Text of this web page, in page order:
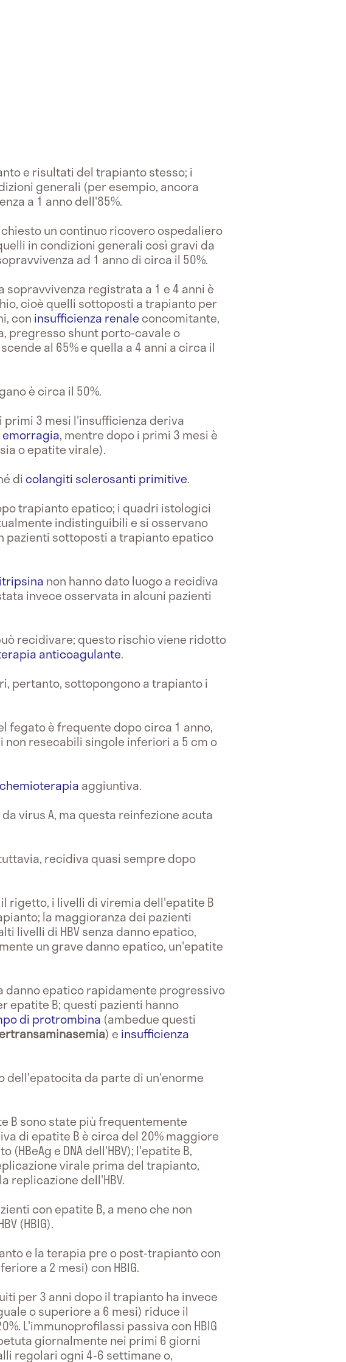
e risultati del trapianto stesso; i
generali (per esempio, ancora
a 1 anno dell'85%.
un continuo ricovero ospedaliero
in condizioni generali così gravi da
ad 1 anno di circa il 50%.
registrata a 1 e 4 anni è
cioè quelli sottoposti a trapianto per
con insufficienza renaleconcomitante,
pregresso shunt porto-cavale o
al 65% e quella a 4 anni a circa il
è circa il 50%.
3 mesi l'insufficienza deriva
emorragia, mentre dopo i primi 3 mesi è
o epatite virale).
dicolangiti sclerosanti primitive.
trapianto epatico; i quadri istologici
indistinguibili e si osservano
pazienti sottoposti a trapianto epatico
non hanno dato luogo a recidiva
invece osservata in alcuni pazienti
recidivare; questo rischio viene ridotto
anticoagulante.
pertanto, sottopongono a trapianto i
fegato è frequente dopo circa 1 anno,
resecabili singole inferiori a 5 cm o
chemioterapia aggiuntiva.
virus A, ma questa reinfezione acuta
recidiva quasi sempre dopo
rigetto, i livelli di viremia dell'epatite B
la maggioranza dei pazienti
livelli di HBV senza danno epatico,
un grave danno epatico, un'epatite
danno epatico rapidamente progressivo
epatite B; questi pazienti hanno
di protrombina (ambedue questi
) e insufficienza
dell'epatocita da parte di un'enorme
B sono state più frequentemente
di epatite B è circa del 20% maggiore
e DNA dell'HBV); l'epatite B,
virale prima del trapianto,
replicazione dell'HBV.
con epatite B, a meno che non
(HBIG).
e la terapia pre o post-trapianto con
a 2 mesi) con HBIG.
per 3 anni dopo il trapianto ha invece
o superiore a 6 mesi) riduce il
L'immunoprofilassi passiva con HBIG
giornalmente nei primi 6 giorni
regolari ogni 4-6 settimane o,